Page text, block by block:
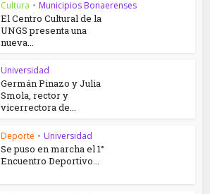
Cultura • Municipios Bonaerenses
El Centro Cultural de la
UNGS presenta una
nueva...
Universidad
Germán Pinazo y Julia
Smola, rector y
vicerrectora de...
Deporte • Universidad
Se puso en marcha el 1°
Encuentro Deportivo...